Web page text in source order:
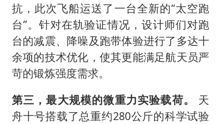
抗，此次飞船运送了一台全新的“太空跑
台”。针对在轨验证情况，设计师们对跑
台的减震、降噪及跑带体验进行了多达十
余项的技术优化，使其更能满足航天员严
苛的锻炼强度需求。
第三，最大规模的微重力实验载荷。
天
舟十号搭载了总重约280公斤的科学试验